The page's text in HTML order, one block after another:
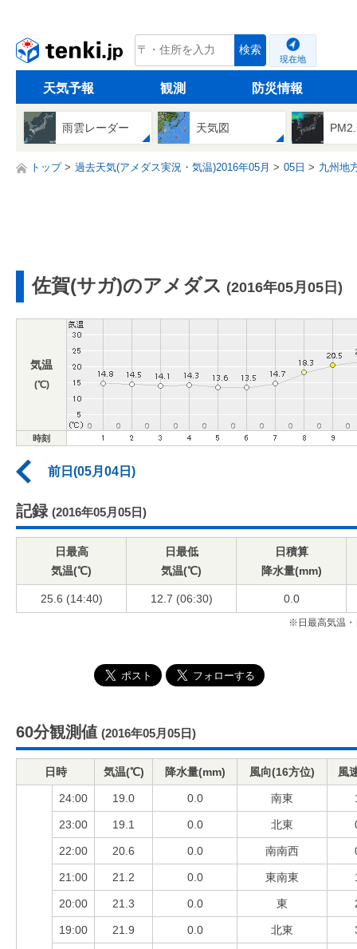
tenki.jp 検索
現在地
天気予報 観測 防災情報
雨雲レーダー 天気図
トップ 過去天気(アメダス実況・気温)2016年05月 05日 九州地
佐賀(サガ)のアメダス (2016年05月05日)
気温
(℃)
時刻
前日(05月04日)
記録 (2016年05月05日)
日最高
気温(℃)
日最低
気温(℃)
日積算
降水量(mm)
25.6 (14:40) 12.7 (06:30) 0.0
※日最高気温・
60分観測値 (2016年05月05日)
日時 気温(℃) 降水量(mm) 風向(16方位) 風
24:00 19.0 0.0 南東
23:00 19.1 0.0 北東
22:00 20.6 0.0 南南西
21:00 21.2 0.0 東南東
20:00 21.3 0.0 東
19:00 21.9 0.0 北東